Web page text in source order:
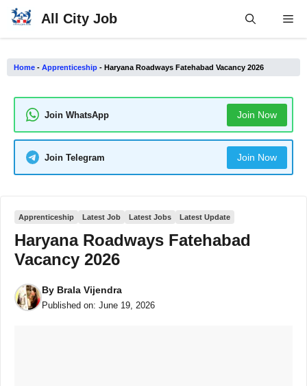
Skip
All City Job
Home - Apprenticeship - Haryana Roadways Fatehabad Vacancy 2026
Join WhatsApp Join Now
Join Telegram Join Now
Apprenticeship Latest Job Latest Jobs Latest Update
Haryana Roadways Fatehabad
Vacancy 2026
By Brala Vijendra
Published on: June 19, 2026